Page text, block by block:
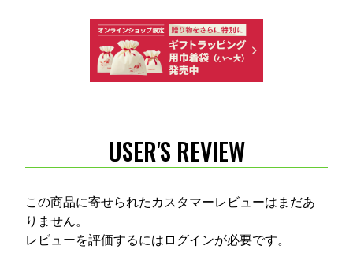
USER'S REVIEW
この商品に寄せられたカスタマーレビューはまだあ
りません。
レビューを評価するには ログインが必要です。